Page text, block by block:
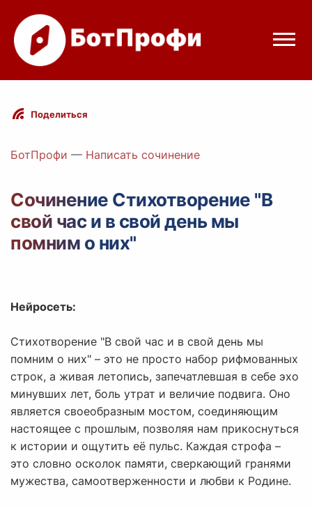
Режимы бота
Цены
Вход с Telegram
Поделиться
БотПрофи — Написать сочинение
Сочинение Стихотворение "В
свой час и в свой день мы
помним о них"
Нейросеть:
Стихотворение "В свой час и в свой день мы
помним о них" – это не просто набор рифмованных
строк, а живая летопись, запечатлевшая в себе эхо
минувших лет, боль утрат и величие подвига. Оно
является своеобразным мостом, соединяющим
настоящее с прошлым, позволяя нам прикоснуться
к истории и ощутить её пульс. Каждая строфа –
это словно осколок памяти, сверкающий гранями
мужества, самоотверженности и любви к Родине.